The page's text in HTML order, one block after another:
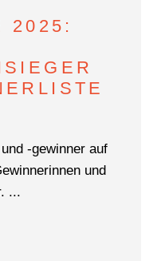
2025:
-gewinner auf
und
...